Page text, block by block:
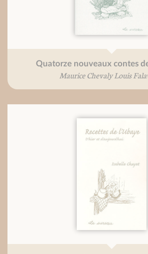
Quatorze nouveaux contes
Maurice Chevaly Louis